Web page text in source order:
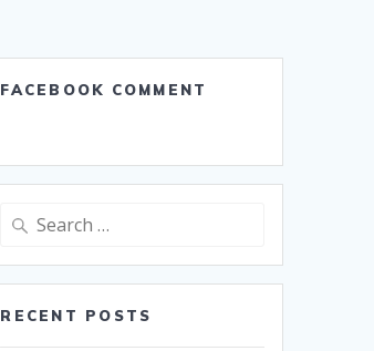
FACEBOOK COMMENT
Search
RECENT POSTS